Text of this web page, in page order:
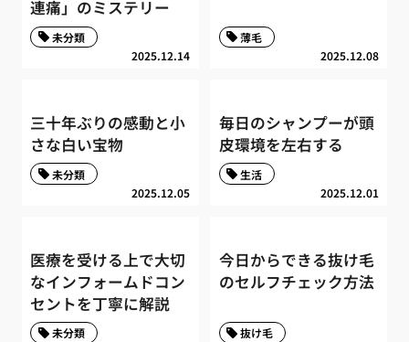
連痛」のミステリー
2025.12.14
未分類
2025.12.08
薄毛
三十年ぶりの感動と小
さな白い宝物
2025.12.05
未分類
毎日のシャンプーが頭
皮環境を左右する
2025.12.01
生活
医療を受ける上で大切
なインフォームドコン
セントを丁寧に解説
未分類
今日からできる抜け毛
のセルフチェック方法
抜け毛